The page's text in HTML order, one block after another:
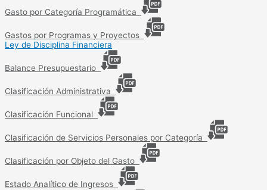
Gasto por Categoría Programática
Gastos por Programas y Proyectos
Ley de Disciplina Financiera
Balance Presupuestario
Clasificación Administrativa
Clasificación Funcional
Clasificación de Servicios Personales por Categoría
Clasificación por Objeto del Gasto
Estado Analítico de Ingresos